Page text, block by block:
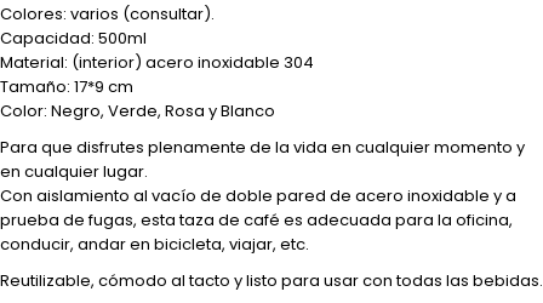
Colores: varios (consultar).
Capacidad: 500ml
Material: (interior) acero inoxidable 304
Tamaño: 17*9 cm
Color: Negro, Verde, Rosa y Blanco
Para que disfrutes plenamente de la vida en cualquier momento y
en cualquier lugar.
Con aislamiento al vacío de doble pared de acero inoxidable y a
prueba de fugas, esta taza de café es adecuada para la oficina,
conducir, andar en bicicleta, viajar, etc.
Reutilizable, cómodo al tacto y listo para usar con todas las bebidas.